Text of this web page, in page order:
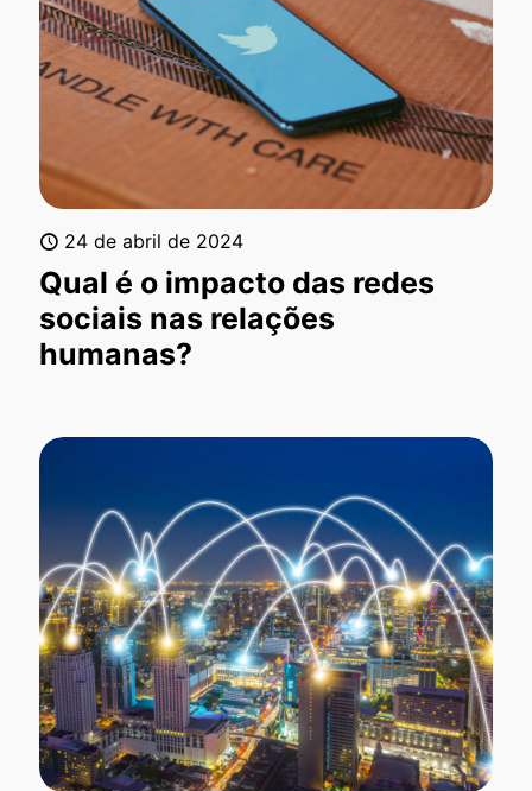
24 de abril de 2024
Qual é o impacto das redes
sociais nas relações
humanas?